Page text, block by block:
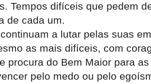
Tempos difíceis que pedem
de cada um.
a lutar pelas suas
as mais difíceis, com
do Bem Maior para
pelo medo ou pelo